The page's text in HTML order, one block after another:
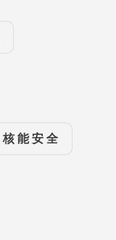
核能安全